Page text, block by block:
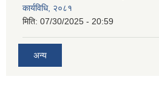
कार्यविधि, २०८१
मिति: 07/30/2025 - 20:59
अन्य